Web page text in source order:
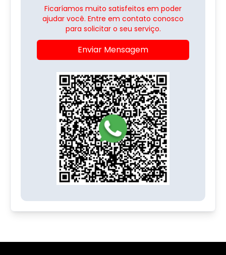
Ficaríamos muito satisfeitos em poder
ajudar você. Entre em contato conosco
para solicitar o seu serviço.
Enviar Mensagem